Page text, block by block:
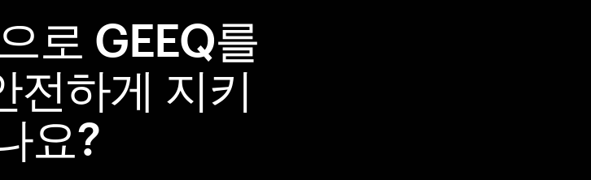
로 GEEQ를
전하게 지키
요?